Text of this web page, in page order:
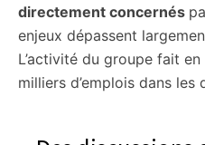
directement concernés
enjeux dépassent
L’activité du groupe fait
milliers d’emplois dans les